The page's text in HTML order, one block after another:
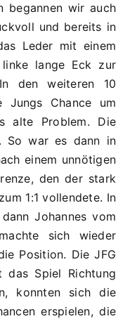
begannen wir auch
und bereits in
Leder mit einem
linke lange Eck zur
den weiteren 10
Jungs Chance um
alte Problem. Die
So war es dann in
einem unnötigen
den der stark
1:1 vollendete. In
Johannes vom
sich wieder
Position. Die JFG
das Spiel Richtung
konnten sich die
erspielen, die